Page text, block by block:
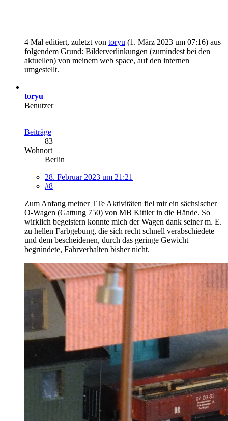
4 Mal editiert, zuletzt von toryu (1. März 2023 um 07:16) aus
folgendem Grund: Bilderverlinkungen (zumindest bei den
aktuellen) von meinem web space, auf den internen
umgestellt.
toryu
Benutzer
Beiträge
83
Wohnort
Berlin
28. Februar 2023 um 21:21
#8
Zum Anfang meiner TTe Aktivitäten fiel mir ein sächsischer
O-Wagen (Gattung 750) von MB Kittler in die Hände. So
wirklich begeistern konnte mich der Wagen dank seiner m. E.
zu hellen Farbgebung, die sich recht schnell verabschiedete
und dem bescheidenen, durch das geringe Gewicht
begründete, Fahrverhalten bisher nicht.